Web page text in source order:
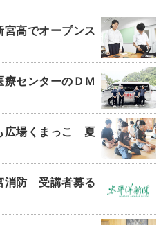
高でオープンス
センターのＤＭ
広場くまっこ 夏
消防 受講者募る